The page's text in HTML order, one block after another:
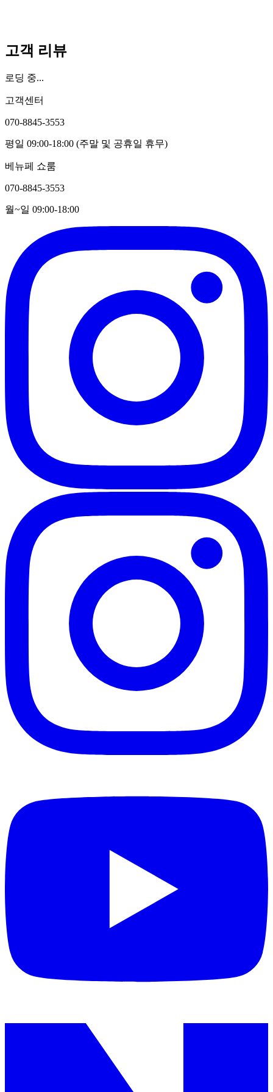
고객 리뷰
로딩 중...
고객센터
070-8845-3553
평일 09:00-18:00 (주말 및 공휴일 휴무)
베뉴페 쇼룸
070-8845-3553
월~일 09:00-18:00